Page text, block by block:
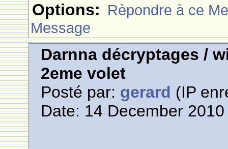
Options: Rèpondre à ce
Message
Darnna décryptages /
2eme volet
Posté par: gerard (IP
Date: 14 December